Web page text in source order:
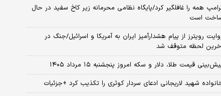
همه را غافلگیر کرد/پایگاه نظامی محرمانه زیر کاخ سفید در حال
است
رویترز از پیام هشدارآمیز ایران به آمریکا و اسرائیل/جنگ در
لحظه متوقف شد
قیمت طلا، دلار و سکه امروز پنجشنبه ۱۵ مرداد ۱۴۰۵
شهید لاریجانی ادعای سردار کوثری را تکذیب کرد +جزئیات